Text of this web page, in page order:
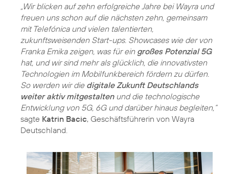
„Wir blicken auf zehn erfolgreiche Jahre bei Wayra und
freuen uns schon auf die nächsten zehn, gemeinsam
mit Telefónica und vielen talentierten,
zukunftsweisenden Start-ups. Showcases wie der von
Franka Emika zeigen, was für ein großes Potenzial 5G
hat, und wir sind mehr als glücklich, die innovativsten
Technologien im Mobilfunkbereich fördern zu dürfen.
So werden wir die digitale Zukunft Deutschlands
weiter aktiv mitgestaltenund die technologische
Entwicklung von 5G, 6G und darüber hinaus begleiten,“
sagte Katrin Bacic, Geschäftsführerin von Wayra
Deutschland.